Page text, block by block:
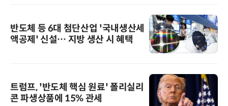
반도체 등 6대 첨단산업 '국내생산세
액공제' 신설… 지방 생산 시 혜택
트럼프, '반도체 핵심 원료' 폴리실리
콘 파생상품에 15% 관세